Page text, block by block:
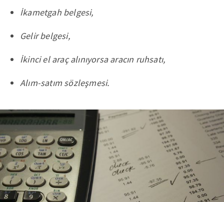
İkametgah belgesi,
Gelir belgesi,
İkinci el araç alınıyorsa aracın ruhsatı,
Alım-satım sözleşmesi.